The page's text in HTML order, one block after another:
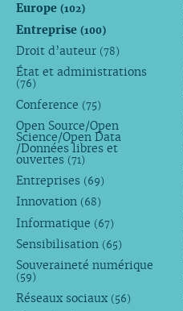
Europe (102)
Entreprise (100)
Droit d’auteur (78)
État et administrations
(76)
Conference (75)
Open Source/Open
Science/Open Data
/Données libres et
ouvertes (71)
Entreprises (69)
Innovation (68)
Informatique (67)
Sensibilisation (65)
Souveraineté numérique
(59)
Réseaux sociaux (56)